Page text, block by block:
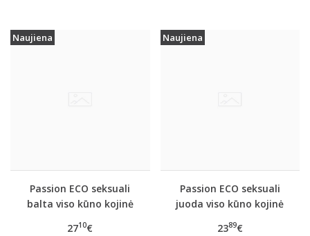
Naujiena
Passion ECO seksuali
balta viso kūno kojinė
2710€
Naujiena
Passion ECO seksuali
juoda viso kūno kojinė
2389€